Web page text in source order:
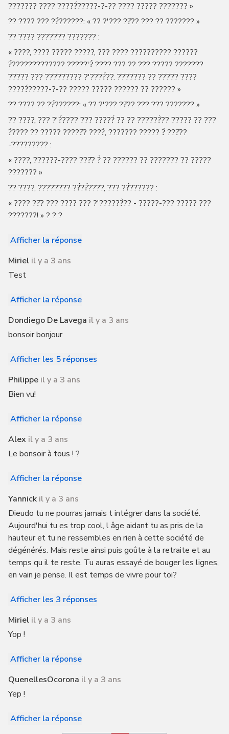
??????? ???? ?????́?????-?-?? ???? ????? ??????? »
?? ???? ??? ??́??????: « ?? ?'??? ??̂?? ??? ?? ??????? »
?? ???? ??????? ??????? :
« ????, ???? ????? ?????, ??? ???? ?????????? ??????
?́????????????? ?????'?̀ ???? ??? ?? ??? ????? ???????
????? ??? ????????? ?'????́??. ??????? ?? ????? ????
?????́?????-?-?? ????? ????? ?????? ?? ?????? »
?? ???? ?? ??́??????: « ?? ?'??? ??̂?? ??? ??? ??????? »
?? ????, ??? ?'?́???? ??? ?????́ ?? ?? ??????̀?? ????? ?? ???
?́???? ?? ????? ?????̂? ????́, ??????? ????? ?̀ ???̂??
-????????? :
« ????, ??????-???? ???̂? ?̀ ?? ?????? ?? ??????? ?? ?????
??????? »
?? ????, ???????? ??́??́????, ??? ??́?????? :
« ???? ??̂? ??? ???? ??? ?'??????̀?? - ?????-??? ????? ???
???????! » ? ? ?
Afficher la réponse
Miriel il y a 3 ans
Test
Afficher la réponse
Dondiego De Lavega il y a 3 ans
bonsoir bonjour
Afficher les 5 réponses
Philippe il y a 3 ans
Bien vu!
Afficher la réponse
Alex il y a 3 ans
Le bonsoir à tous ! ?
Afficher la réponse
Yannick il y a 3 ans
Dieudo tu ne pourras jamais t intégrer dans la société.
Aujourd'hui tu es trop cool, l âge aidant tu as pris de la
hauteur et tu ne ressembles en rien à cette société de
dégénérés. Mais reste ainsi puis goûte à la retraite et au
temps qu il te reste. Tu auras essayé de bouger les lignes,
en vain je pense. Il est temps de vivre pour toi?
Afficher les 3 réponses
Miriel il y a 3 ans
Yop !
Afficher la réponse
QuenellesOcorona il y a 3 ans
Yep !
Afficher la réponse